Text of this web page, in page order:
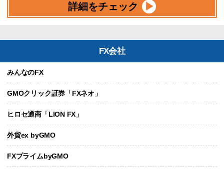
詳細をチェック
FX会社
みんなのFX
GMOクリック証券「FXネオ」
ヒロセ通商「LION FX」
外貨ex byGMO
FXプライムbyGMO